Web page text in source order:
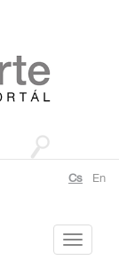
Cs En
Toggle